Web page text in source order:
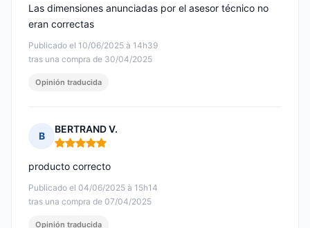
Publicado el 10/06/2025 à 14h39
tras una compra de 30/04/2025
Las dimensiones anunciadas por el asesor técnico no
eran correctas
Opinión traducida
B
BERTRAND V.
Nota: 5 de 5
Publicado el 04/06/2025 à 15h14
tras una compra de 07/04/2025
producto correcto
Opinión traducida